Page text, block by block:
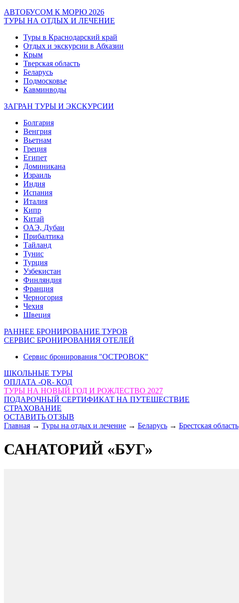
АВТОБУСОМ К МОРЮ 2026
ТУРЫ НА ОТДЫХ И ЛЕЧЕНИЕ
Туры в Краснодарский край
Отдых и экскурсии в Абхазии
Крым
Тверская область
Беларусь
Подмосковье
Кавминводы
ЗАГРАН ТУРЫ И ЭКСКУРСИИ
Болгария
Венгрия
Вьетнам
Греция
Египет
Доминикана
Израиль
Индия
Испания
Италия
Кипр
Китай
ОАЭ, Дубаи
Прибалтика
Тайланд
Тунис
Турция
Узбекистан
Финляндия
Франция
Черногория
Чехия
Швеция
РАННЕЕ БРОНИРОВАНИЕ ТУРОВ
СЕРВИС БРОНИРОВАНИЯ ОТЕЛЕЙ
Сервис бронирования "ОСТРОВОК"
ШКОЛЬНЫЕ ТУРЫ
ОПЛАТА -QR- КОД
ТУРЫ НА НОВЫЙ ГОД И РОЖДЕСТВО 2027
ПОДАРОЧНЫЙ СЕРТИФИКАТ НА ПУТЕШЕСТВИЕ
СТРАХОВАНИЕ
ОСТАВИТЬ ОТЗЫВ
Главная → Туры на отдых и лечение → Беларусь → Брестская область
САНАТОРИЙ «БУГ»